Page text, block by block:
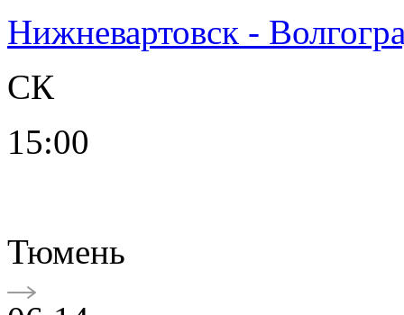
Нижневартовск -
СК
15:00
Тюмень